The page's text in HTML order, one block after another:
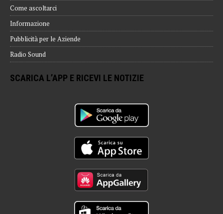
Come ascoltarci
Informazione
Pubblicità per le Aziende
Radio Sound
SCARICA L’APP E RICEVI LE NOTIZIE